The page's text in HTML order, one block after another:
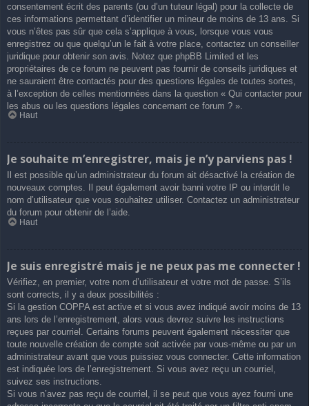
consentement écrit des parents (ou d’un tuteur légal) pour la collecte de
ces informations permettant d’identifier un mineur de moins de 13 ans. Si
vous n’êtes pas sûr que cela s’applique à vous, lorsque vous vous
enregistrez ou que quelqu’un le fait à votre place, contactez un conseiller
juridique pour obtenir son avis. Notez que phpBB Limited et les
propriétaires de ce forum ne peuvent pas fournir de conseils juridiques et
ne sauraient être contactés pour des questions légales de toutes sortes,
à l’exception de celles mentionnées dans la question « Qui contacter pour
les abus ou les questions légales concernant ce forum ? ».
Haut
Je souhaite m’enregistrer, mais je n’y parviens pas !
Il est possible qu’un administrateur du forum ait désactivé la création de
nouveaux comptes. Il peut également avoir banni votre IP ou interdit le
nom d’utilisateur que vous souhaitez utiliser. Contactez un administrateur
du forum pour obtenir de l’aide.
Haut
Je suis enregistré mais je ne peux pas me connecter !
Vérifiez, en premier, votre nom d’utilisateur et votre mot de passe. S’ils
sont corrects, il y a deux possibilités :
Si la gestion COPPA est active et si vous avez indiqué avoir moins de 13
ans lors de l’enregistrement, alors vous devrez suivre les instructions
reçues par courriel. Certains forums peuvent également nécessiter que
toute nouvelle création de compte soit activée par vous-même ou par un
administrateur avant que vous puissiez vous connecter. Cette information
est indiquée lors de l’enregistrement. Si vous avez reçu un courriel,
suivez ses instructions.
Si vous n’avez pas reçu de courriel, il se peut que vous ayez fourni une